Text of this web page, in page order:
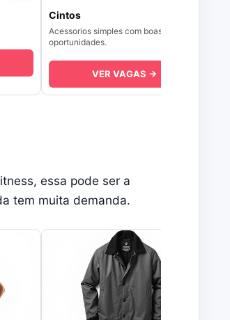
Cintos
Acessorios simples com boas
oportunidades.
VER VAGAS →
essa pode ser a
tem muita demanda.